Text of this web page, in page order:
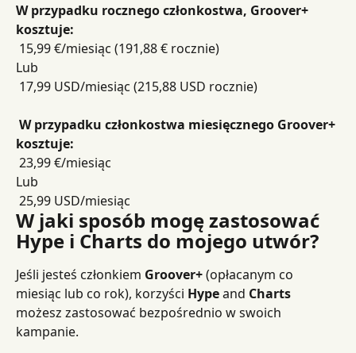
W przypadku rocznego członkostwa, Groover+
kosztuje:
15,99 €/miesiąc (191,88 € rocznie)
Lub
17,99 USD/miesiąc (215,88 USD rocznie)
W przypadku członkostwa miesięcznego Groover+
kosztuje:
23,99 €/miesiąc
Lub
25,99 USD/miesiąc
W jaki sposób mogę zastosować
Hype i Charts do mojego utwór?
Jeśli jesteś członkiem Groover+ (opłacanym co
miesiąc lub co rok), korzyści Hype and Charts
możesz zastosować bezpośrednio w swoich
kampanie.